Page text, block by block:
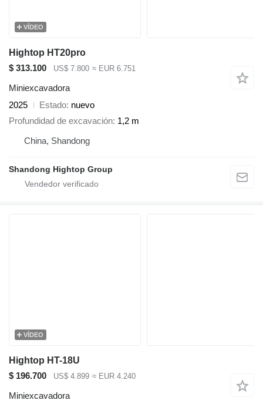
VÍDEO
Hightop HT20pro
$ 313.100
US$ 7.800 ≈ EUR 6.751
Miniexcavadora
2025
Estado nuevo
Profundidad de excavación 1,2 m
China, Shandong
Shandong Hightop Group
VÍDEO
Hightop HT-18U
$ 196.700
US$ 4.899 ≈ EUR 4.240
Miniexcavadora